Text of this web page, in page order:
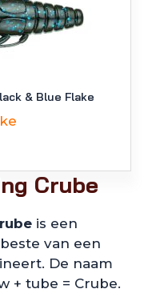
& Blue Flake
Crube
is een
van een
De naam
+ tube = Crube.